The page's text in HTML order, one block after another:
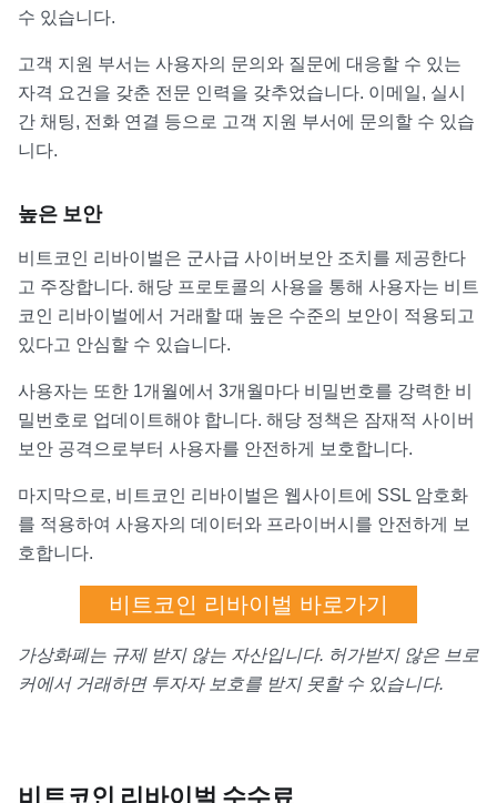
수 있습니다.
고객 지원 부서는 사용자의 문의와 질문에 대응할 수 있는
자격 요건을 갖춘 전문 인력을 갖추었습니다. 이메일, 실시
간 채팅, 전화 연결 등으로 고객 지원 부서에 문의할 수 있습
니다.
높은 보안
비트코인 리바이벌은 군사급 사이버보안 조치를 제공한다
고 주장합니다. 해당 프로토콜의 사용을 통해 사용자는 비트
코인 리바이벌에서 거래할 때 높은 수준의 보안이 적용되고
있다고 안심할 수 있습니다.
사용자는 또한 1개월에서 3개월마다 비밀번호를 강력한 비
밀번호로 업데이트해야 합니다. 해당 정책은 잠재적 사이버
보안 공격으로부터 사용자를 안전하게 보호합니다.
마지막으로, 비트코인 리바이벌은 웹사이트에 SSL 암호화
를 적용하여 사용자의 데이터와 프라이버시를 안전하게 보
호합니다.
비트코인 리바이벌 바로가기
가상화폐는 규제 받지 않는 자산입니다. 허가받지 않은 브로
커에서 거래하면 투자자 보호를 받지 못할 수 있습니다.